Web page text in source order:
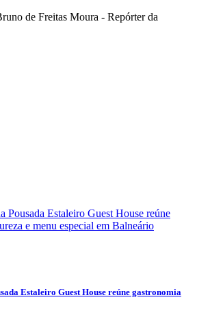
de Freitas Moura - Repórter da
Estaleiro Guest House reúne gastronomia